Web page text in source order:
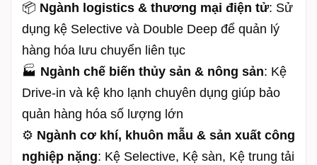
📦 Ngành logistics & thương mại điện tử: Sử
dụng kệ Selective và Double Deep để quản lý
hàng hóa lưu chuyển liên tục
🏭 Ngành chế biến thủy sản & nông sản: Kệ
Drive-in và kệ kho lạnh chuyên dụng giúp bảo
quản hàng hóa số lượng lớn
⚙️ Ngành cơ khí, khuôn mẫu & sản xuất công
nghiệp nặng: Kệ Selective, Kệ sàn, Kệ trung tải